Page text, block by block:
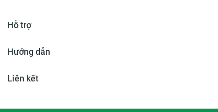
Hỗ trợ
Hướng dẫn
Liên kết